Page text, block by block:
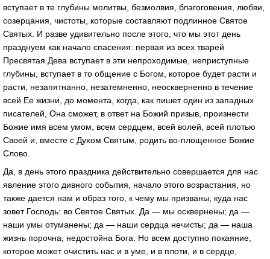
вступает в те глубины молитвы, безмолвия, благоговения, любви,
созерцания, чистоты, которые составляют подлинное Святое
Святых. И разве удивительно после этого, что мы этот день
празднуем как начало спасения: первая из всех тварей
Пресвятая Дева вступает в эти непроходимые, неприступные
глубины, вступает в то общение с Богом, которое будет расти и
расти, незапятнанно, незатемненно, неоскверненно в течение
всей Ее жизни, до момента, когда, как пишет один из западных
писателей, Она сможет, в ответ на Божий призыв, произнести
Божие имя всем умом, всем сердцем, всей волей, всей плотью
Своей и, вместе с Духом Святым, родить во-площенное Божие
Слово.
Да, в день этого праздника действительно совершается для нас
явление этого дивного события, начало этого возрастания, но
также дается нам и образ того, к чему мы призваны, куда нас
зовет Господь: во Святое Святых. Да — мы осквернены; да —
наши умы отуманены; да — наши сердца нечисты; да — наша
жизнь порочна, недостойна Бога. Но всем доступно покаяние,
которое может очистить нас и в уме, и в плоти, и в сердце,